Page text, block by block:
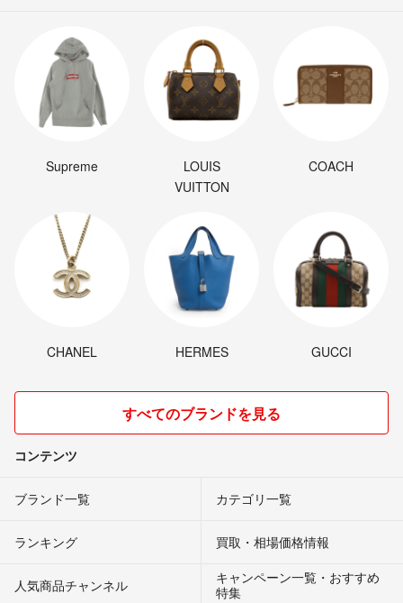
Supreme
LOUIS
VUITTON
COACH
CHANEL HERMES GUCCI
すべてのブランドを見る
コンテンツ
ブランド一覧 カテゴリ一覧
ランキング 買取・相場価格情報
人気商品チャンネル
キャンペーン一覧・おすすめ
特集